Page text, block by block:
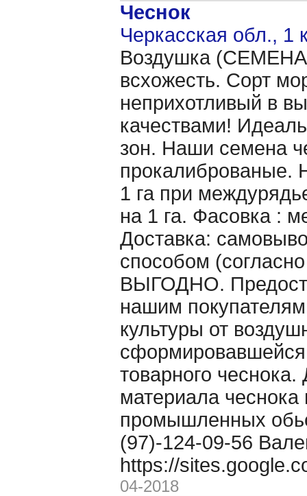
Чеснок
Черкасская обл., 1
Воздушка (CЕМЕНА
всхожесть. Сорт
неприхотливый в
качествами!
зон. Наши семена
прокалиброваные.
1 га при
на 1 га. Фасовка :
Доставка:
способом
ВЫГОДНО.
нашим
культуры от
сформировавшейся
товарного чеснока.
материала
промышленных
(97)-124-09-56
https://
04-2018